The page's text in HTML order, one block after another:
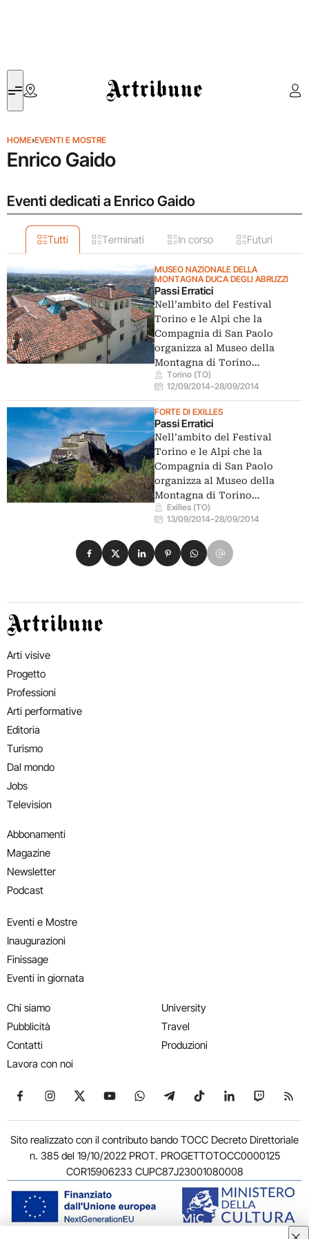
Artribune
HOME›EVENTI E MOSTRE
Enrico Gaido
Eventi dedicati a Enrico Gaido
Tutti Terminati In corso Futuri
MUSEO NAZIONALE DELLA
MONTAGNA DUCA DEGLI ABRUZZI
Passi Erratici
Nell’ambito del Festival
Torino e le Alpi che la
Compagnia di San Paolo
organizza al Museo della
Montagna di Torino…
Torino (TO)
12/09/2014–28/09/2014
FORTE DI EXILLES
Passi Erratici
Nell’ambito del Festival
Torino e le Alpi che la
Compagnia di San Paolo
organizza al Museo della
Montagna di Torino…
Exilles (TO)
13/09/2014–28/09/2014
Condividi su Facebook
Condividi su X
Condividi su LinkedIn
Condividi su Pinterest
Condividi su WhatsApp
Condividi su Email
Artribune
Arti visive
Progetto
Professioni
Arti performative
Editoria
Turismo
Dal mondo
Jobs
Television
Abbonamenti
Magazine
Newsletter
Podcast
Eventi e Mostre
Inaugurazioni
Finissage
Eventi in giornata
Chi siamo
Pubblicità
Contatti
Lavora con noi
University
Travel
Produzioni
Seguici su Facebook
Seguici su Instagram
Seguici su X
Seguici su YouTube
Seguici su WhatsApp
Seguici su Telegram
Seguici su TikTok
Seguici su
Seguici
Sito realizzato con il contributo bando TOCC Decreto Direttoriale
n. 385 del 19/10/2022 PROT. PROGETTOTOCC0000125
COR15906233 CUPC87J23001080008